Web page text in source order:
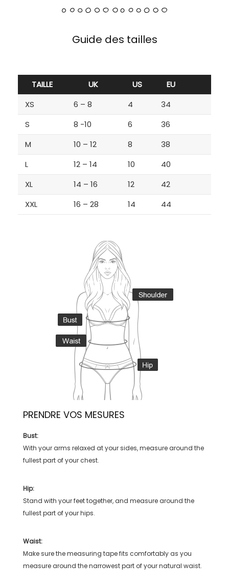
Guide des tailles
TAILLE UK US
EU
XS
6 – 8 4
34
S
8 -10 6
36
M
10 – 12 8
38
L
12 – 14 10
40
XL
14 – 16 12
42
XXL
16 – 28 14 44
PRENDRE VOS MESURES
Bust:
With your arms relaxed at your sides, measure around the
fullest part of your chest.
Hip:
Stand with your feet together, and measure around the
fullest part of your hips.
Waist:
Make sure the measuring tape fits comfortably as you
measure around the narrowest part of your natural waist.